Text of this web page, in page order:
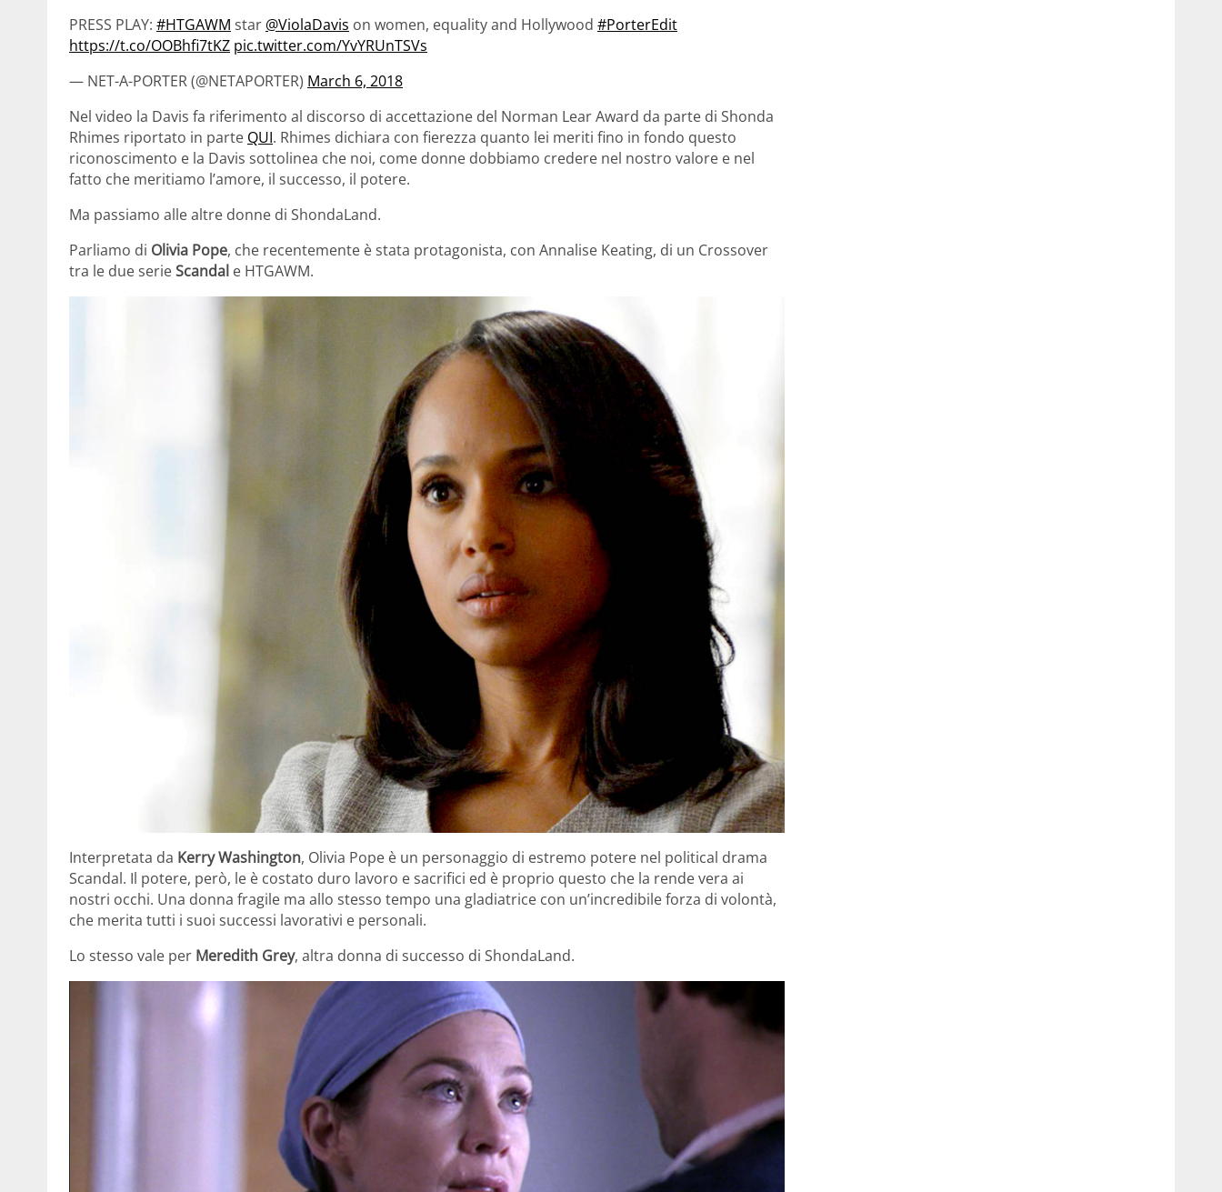
PRESS PLAY: #HTGAWM star @ViolaDavis on women, equality and Hollywood #PorterEdit
https://t.co/OOBhfi7tKZ pic.twitter.com/YvYRUnTSVs
— NET-A-PORTER (@NETAPORTER) March 6, 2018
Nel video la Davis fa riferimento al discorso di accettazione del Norman Lear Award da parte di Shonda
Rhimes riportato in parte QUI. Rhimes dichiara con fierezza quanto lei meriti fino in fondo questo
riconoscimento e la Davis sottolinea che noi, come donne dobbiamo credere nel nostro valore e nel
fatto che meritiamo l’amore, il successo, il potere.
Ma passiamo alle altre donne di ShondaLand.
Parliamo di Olivia Pope, che recentemente è stata protagonista, con Annalise Keating, di un Crossover
tra le due serieScandal e HTGAWM.
Interpretata da Kerry Washington, Olivia Pope è un personaggio di estremo potere nel political drama
Scandal. Il potere, però, le è costato duro lavoro e sacrifici ed è proprio questo che la rende vera ai
nostri occhi. Una donna fragile ma allo stesso tempo una gladiatrice con un’incredibile forza di volontà,
che merita tutti i suoi successi lavorativi e personali.
Lo stesso vale per Meredith Grey, altra donna di successo di ShondaLand.